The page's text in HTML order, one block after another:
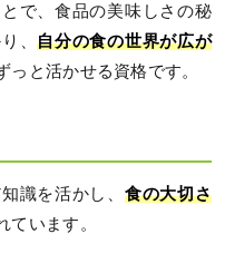
で、食品の美味しさの秘
、自分の食の世界が広が
っと活かせる資格です。
識を活かし、 食の大切さ
ています。